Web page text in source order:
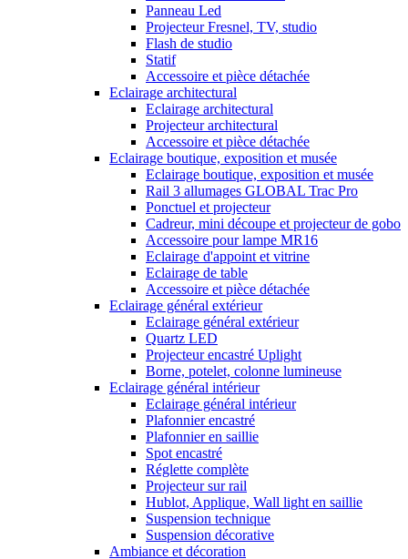
Panneau Led
Projecteur Fresnel, TV, studio
Flash de studio
Statif
Accessoire et pièce détachée
Eclairage architectural
Eclairage architectural
Projecteur architectural
Accessoire et pièce détachée
Eclairage boutique, exposition et musée
Eclairage boutique, exposition et musée
Rail 3 allumages GLOBAL Trac Pro
Ponctuel et projecteur
Cadreur, mini découpe et projecteur de gobo
Accessoire pour lampe MR16
Eclairage d'appoint et vitrine
Eclairage de table
Accessoire et pièce détachée
Eclairage général extérieur
Eclairage général extérieur
Quartz LED
Projecteur encastré Uplight
Borne, potelet, colonne lumineuse
Eclairage général intérieur
Eclairage général intérieur
Plafonnier encastré
Plafonnier en saillie
Spot encastré
Réglette complète
Projecteur sur rail
Hublot, Applique, Wall light en saillie
Suspension technique
Suspension décorative
Ambiance et décoration